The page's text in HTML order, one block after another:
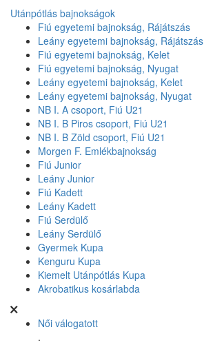
Utánpótlás bajnokságok
Fiú egyetemi bajnokság, Rájátszás
Leány egyetemi bajnokság, Rájátszás
Fiú egyetemi bajnokság, Kelet
Fiú egyetemi bajnokság, Nyugat
Leány egyetemi bajnokság, Kelet
Leány egyetemi bajnokság, Nyugat
NB I. A csoport, Fiú U21
NB I. B Piros csoport, Fiú U21
NB I. B Zöld csoport, Fiú U21
Morgen F. Emlékbajnokság
Fiú Junior
Leány Junior
Fiú Kadett
Leány Kadett
Fiú Serdülő
Leány Serdülő
Gyermek Kupa
Kenguru Kupa
Kiemelt Utánpótlás Kupa
Akrobatikus kosárlabda
Női válogatott
.